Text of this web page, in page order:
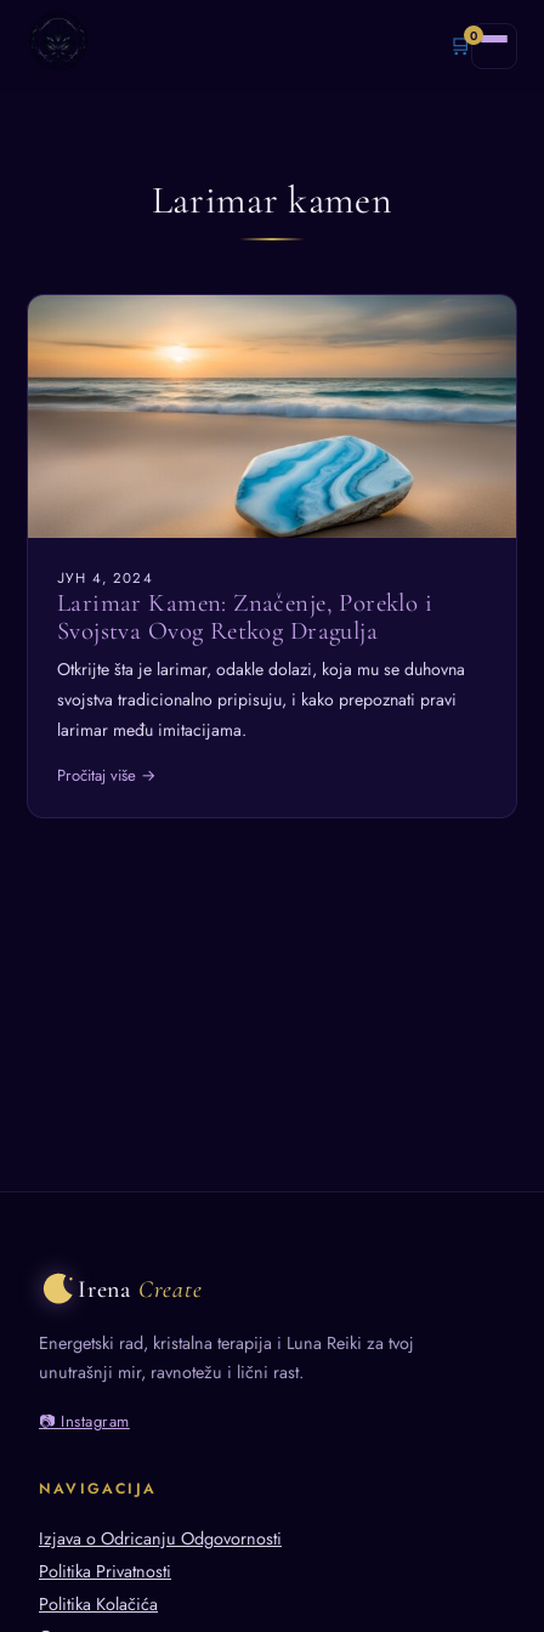
🛒0
Larimar kamen
ЈУН 4, 2024
Larimar Kamen: Značenje, Poreklo i
Svojstva Ovog Retkog Dragulja
Otkrijte šta je larimar, odakle dolazi, koja mu se duhovna
svojstva tradicionalno pripisuju, i kako prepoznati pravi
larimar među imitacijama.
Pročitaj više →
Irena Create
Energetski rad, kristalna terapija i Luna Reiki za tvoj
unutrašnji mir, ravnotežu i lični rast.
📷 Instagram
NAVIGACIJA
Izjava o Odricanju Odgovornosti
Politika Privatnosti
Politika Kolačića